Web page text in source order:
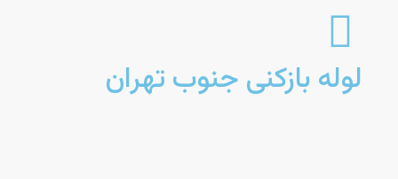
لوله بازکنی جنوب تهران